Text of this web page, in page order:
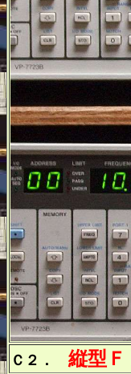
Ｃ２． 縦型